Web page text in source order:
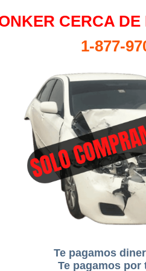
CERCA
1-877-
Te pagamos
Te pagamos